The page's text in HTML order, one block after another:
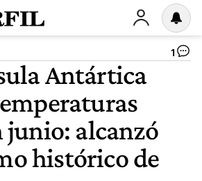
1
Antártica
junio: alcanzó
histórico de